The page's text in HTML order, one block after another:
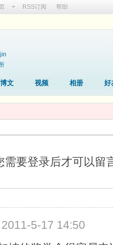
RSS订阅 帮助
博文 视频 相册 好
需要登录后才可以留
2011-5-17 14:50